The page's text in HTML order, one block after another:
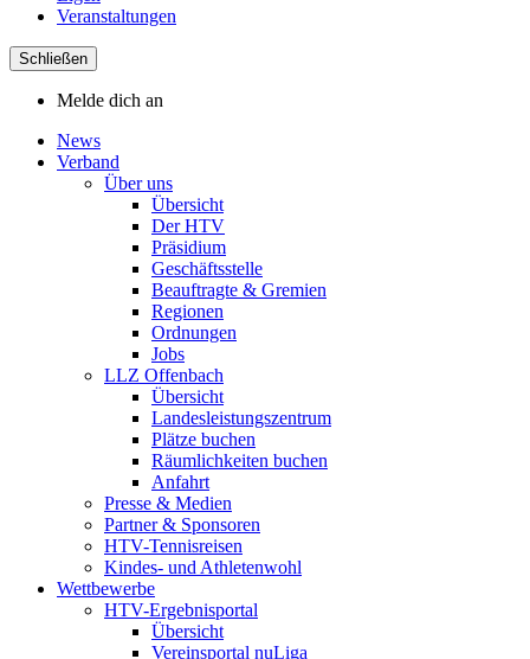
Veranstaltungen
Schließen
Melde dich an
News
Verband
Über uns
Übersicht
Der HTV
Präsidium
Geschäftsstelle
Beauftragte & Gremien
Regionen
Ordnungen
Jobs
LLZ Offenbach
Übersicht
Landesleistungszentrum
Plätze buchen
Räumlichkeiten buchen
Anfahrt
Presse & Medien
Partner & Sponsoren
HTV-Tennisreisen
Kindes- und Athletenwohl
Wettbewerbe
HTV-Ergebnisportal
Übersicht
Vereinsportal nuLiga